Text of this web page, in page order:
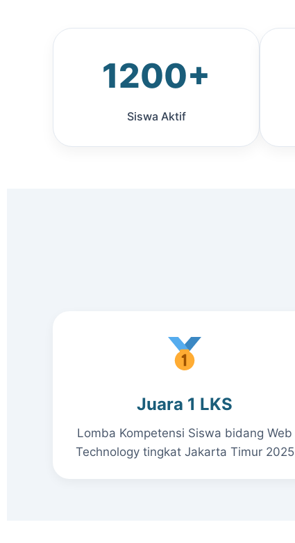
1200+
Siswa Aktif
Juara 1 LKS
Lomba Kompetensi Siswa bidang Web
Technology tingkat Jakarta Timur 2025